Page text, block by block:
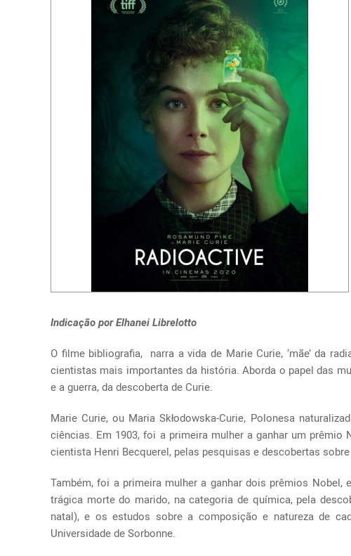
Indicação por Elhanei Librelotto
O filme bibliografia, narra a vida de Marie Curie, ‘mãe’ da
cientistas mais importantes da história. Aborda o papel das
e a guerra, da descoberta de Curie.
Marie Curie, ou Maria Skłodowska-Curie, Polonesa
ciências. Em 1903, foi a primeira mulher a ganhar um
cientista Henri Becquerel, pelas pesquisas e descobertas
Também, foi a primeira mulher a ganhar dois prêmios
trágica morte do marido, na categoria de química, pela
natal), e os estudos sobre a composição e natureza de
Universidade de Sorbonne.